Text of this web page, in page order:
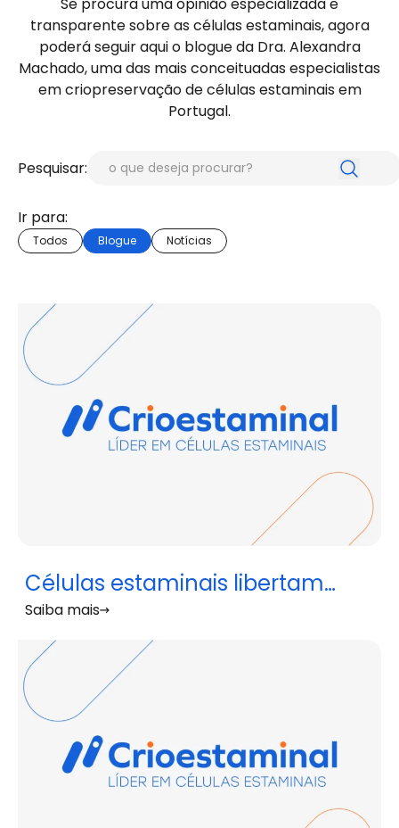
transparente sobre as células estaminais, agora
poderá seguir aqui o blogue da Dra. Alexandra
Machado, uma das mais conceituadas especialistas
em criopreservação de células estaminais em
Portugal.
Pesquisar:
Ir para:
Todos Blogue Notícias
Células estaminais libertam
moléculas com potencial para
tratar doença de Alzheimer
Saiba mais